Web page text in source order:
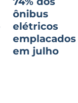
ônibus
elétricos
emplacados
em julho